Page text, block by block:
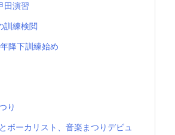
田演習
訓練検閲
降下訓練始め
り
ボーカリスト、音楽まつりデビュ